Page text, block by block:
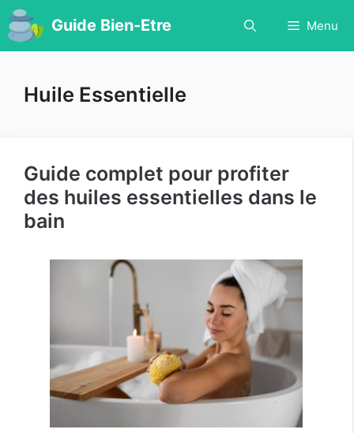
Aller
au
contenu
Guide Bien-Etre Menu
Huile Essentielle
Guide complet pour profiter
des huiles essentielles dans le
bain